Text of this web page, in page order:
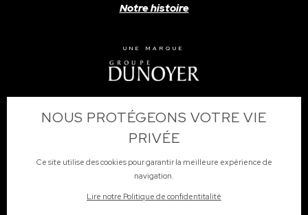
Notre histoire
UNE MARQUE
NOUS PROTÉGEONS VOTRE VIE
PRIVÉE
Ce site utilise des cookies pour garantir la meilleure expérience de
navigation.
Lire notre Politique de confidentitalité